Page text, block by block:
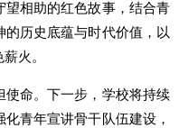
望相助的红色故事，结合青
历史底蕴与时代价值，以
火。
使命。下一步，学校将持续
青年宣讲骨干队伍建设，